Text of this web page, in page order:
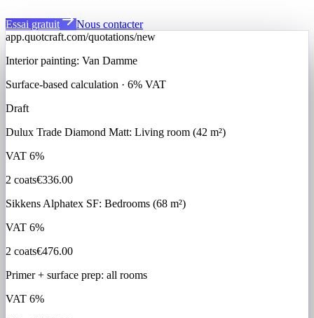
Essai gratuit
Nous contacter
app.quotcraft.com/quotations/new
Interior painting: Van Damme
Surface-based calculation · 6% VAT
Draft
Dulux Trade Diamond Matt: Living room (42 m²)
VAT 6%
2 coats€336.00
Sikkens Alphatex SF: Bedrooms (68 m²)
VAT 6%
2 coats€476.00
Primer + surface prep: all rooms
VAT 6%